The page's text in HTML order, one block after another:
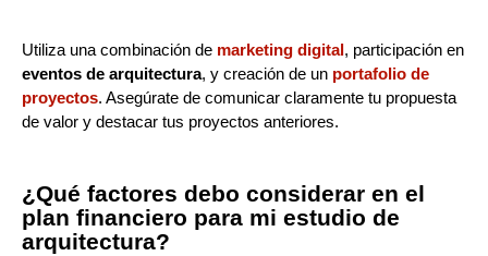
Utiliza una combinación de marketing digital, participación en
eventos de arquitectura, y creación de un portafolio de
proyectos. Asegúrate de comunicar claramente tu propuesta
de valor y destacar tus proyectos anteriores.
¿Qué factores debo considerar en el
plan financiero para mi estudio de
arquitectura?